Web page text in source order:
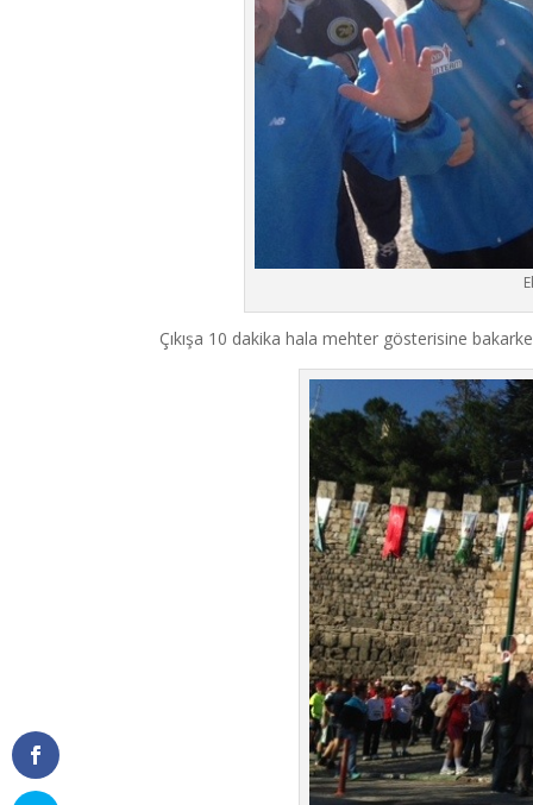
Çıkışa 10 dakika hala mehter gösterisine